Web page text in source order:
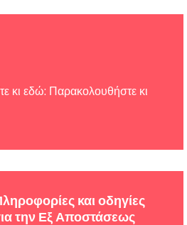
κι εδώ: Παρακολουθήστε κι
και οδηγίες
την Εξ Αποστάσεως